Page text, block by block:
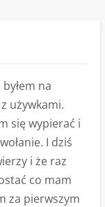
na
używkami.
się wypierać i
I dziś
i że raz
co mam
za pierwszym